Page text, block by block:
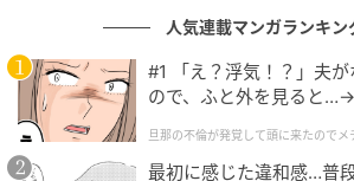
どこに貼ろうかな…と悩んでいたシ
ここにコレクションしておけます。
これがシール沼か…！ダイソー
白無地30P』
人気連載マンガランキン
#1 「え？浮気！？」夫
ので、ふと外を見ると
クチャにしてやった
旦那の不倫が発覚して頭に来たので
最初に感じた違和感…普